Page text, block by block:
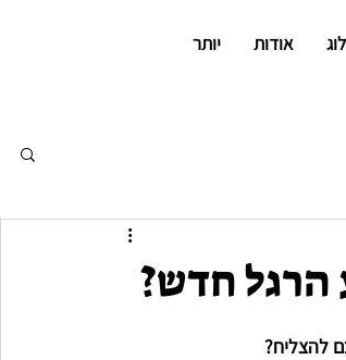
אודות יותר
הרגל חדש?
להצליח?